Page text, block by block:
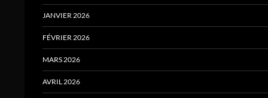
JANVIER 2026
FÉVRIER 2026
MARS 2026
AVRIL 2026